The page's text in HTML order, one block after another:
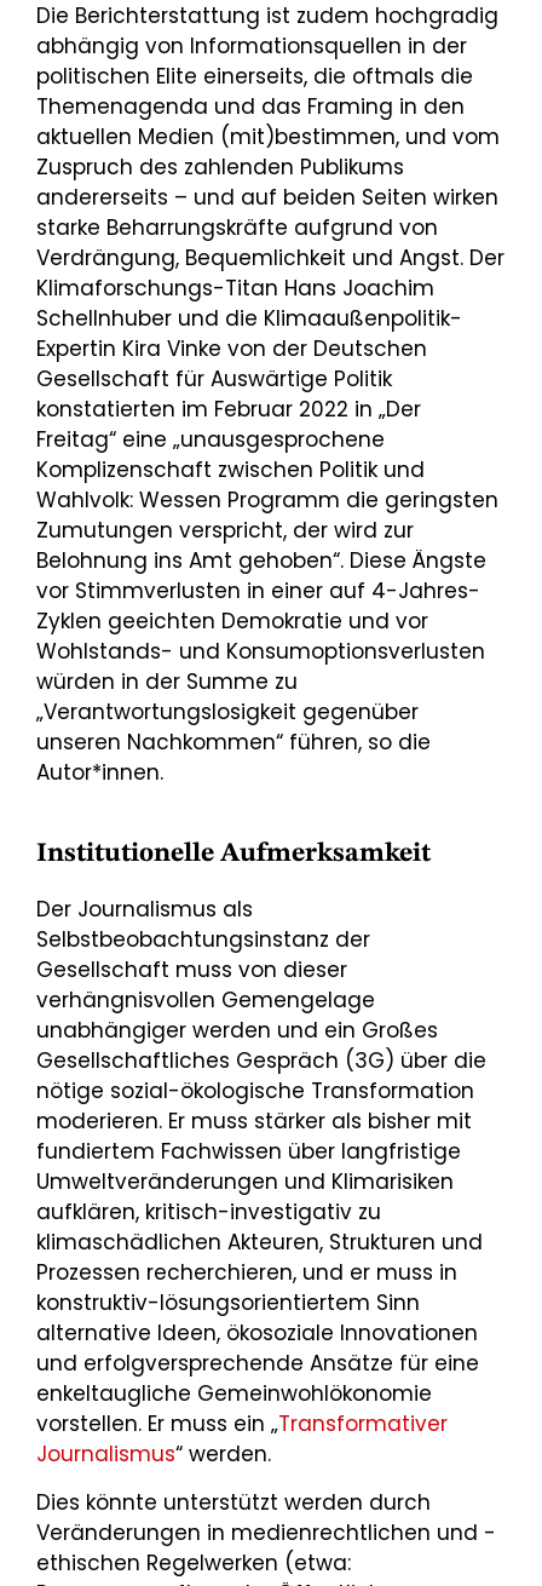
Die Berichterstattung ist zudem hochgradig
abhängig von Informationsquellen in der
politischen Elite einerseits, die oftmals die
Themenagenda und das Framing in den
aktuellen Medien (mit)bestimmen, und vom
Zuspruch des zahlenden Publikums
andererseits – und auf beiden Seiten wirken
starke Beharrungskräfte aufgrund von
Verdrängung, Bequemlichkeit und Angst. Der
Klimaforschungs-Titan Hans Joachim
Schellnhuber und die Klimaaußenpolitik-
Expertin Kira Vinke von der Deutschen
Gesellschaft für Auswärtige Politik
konstatierten im Februar 2022 in „Der
Freitag“ eine „unausgesprochene
Komplizenschaft zwischen Politik und
Wahlvolk: Wessen Programm die geringsten
Zumutungen verspricht, der wird zur
Belohnung ins Amt gehoben“. Diese Ängste
vor Stimmverlusten in einer auf 4-Jahres-
Zyklen geeichten Demokratie und vor
Wohlstands- und Konsumoptionsverlusten
würden in der Summe zu
„Verantwortungslosigkeit gegenüber
unseren Nachkommen“ führen, so die
Autor*innen.
Institutionelle Aufmerksamkeit
Der Journalismus als
Selbstbeobachtungsinstanz der
Gesellschaft muss von dieser
verhängnisvollen Gemengelage
unabhängiger werden und ein Großes
Gesellschaftliches Gespräch (3G) über die
nötige sozial-ökologische Transformation
moderieren. Er muss stärker als bisher mit
fundiertem Fachwissen über langfristige
Umweltveränderungen und Klimarisiken
aufklären, kritisch-investigativ zu
klimaschädlichen Akteuren, Strukturen und
Prozessen recherchieren, und er muss in
konstruktiv-lösungsorientiertem Sinn
alternative Ideen, ökosoziale Innovationen
und erfolgversprechende Ansätze für eine
enkeltaugliche Gemeinwohlökonomie
vorstellen. Er muss ein „Transformativer
Journalismus“ werden.
Dies könnte unterstützt werden durch
Veränderungen in medienrechtlichen und -
ethischen Regelwerken (etwa: